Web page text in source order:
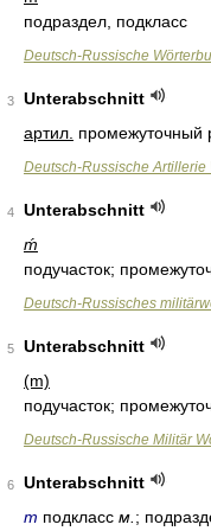
подраздел, подкласс
Deutsch-Russische
3
Unterabschnitt
артил. промежуточный
Deutsch-Russische Artillerie
4
Unterabschnitt
ḿ
подучасток;
Deutsch-Russisches
5
Unterabschnitt
(m)
подучасток;
Deutsch-Russische Militär
6
Unterabschnitt
m подкласс м. ;